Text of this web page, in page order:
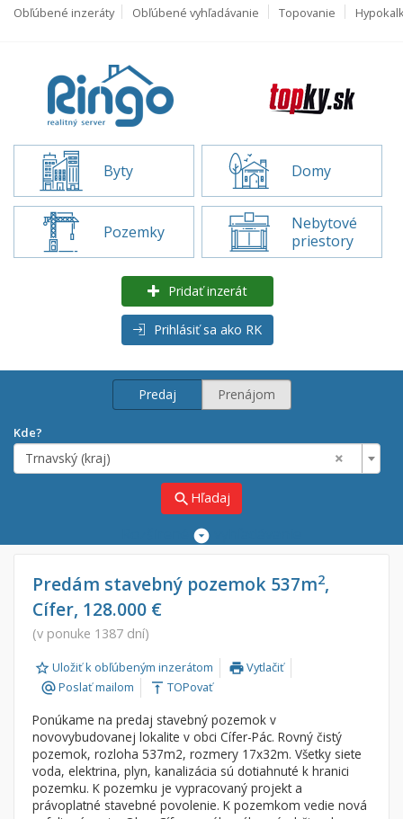
Obľúbené inzeráty Obľúbené vyhľadávanie Topovanie
Byty Domy
Pozemky
Nebytové
priestory
Pridať inzerát
Prihlásiť sa ako RK
Predaj Prenájom
Kde?
×
Trnavský (kraj)
search Hľadaj
Predaj
Prenájom
Od:
Do:
Lokalita
×
×
Trnavský (kraj)
Predám stavebný pozemok 537m2,
Cífer, 128.000 €
(v ponuke 1387 dní)
Uložiť k obľúbeným inzerátom printVytlačiť
alternate_emailPoslať mailom vertical_align_top TOPovať
Ponúkame na predaj stavebný pozemok v
novovybudovanej lokalite v obci Cífer-Pác. Rovný čistý
pozemok, rozloha 537m2, rozmery 17x32m. Všetky siete
voda, elektrina, plyn, kanalizácia sú dotiahnuté k hranici
pozemku. K pozemku je vypracovaný projekt a
právoplatné stavebné povolenie. K pozemkom vedie nová